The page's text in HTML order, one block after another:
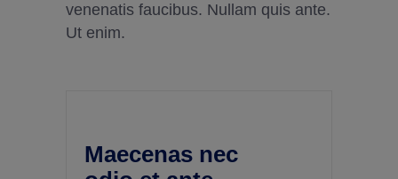
venenatis faucibus. Nullam quis ante.
Ut enim.
Maecenas nec